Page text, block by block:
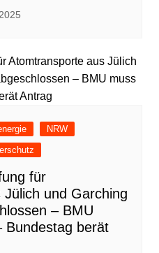
NRW
für
und Garching
– BMU
Bundestag berät